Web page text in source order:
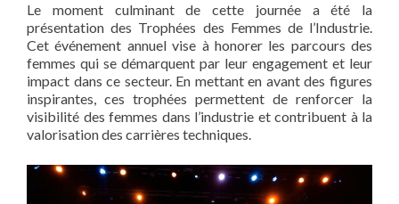
Le moment culminant de cette journée a été la
présentation des Trophées des Femmes de l’Industrie.
Cet événement annuel vise à honorer les parcours des
femmes qui se démarquent par leur engagement et leur
impact dans ce secteur. En mettant en avant des figures
inspirantes, ces trophées permettent de renforcer la
visibilité des femmes dans l’industrie et contribuent à la
valorisation des carrières techniques.